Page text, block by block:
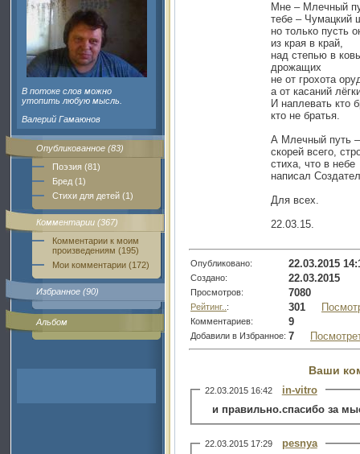
В потоке слов можно
утопить любую мысль.
Валерий Гамаюнов
Опубликованное (83)
Поэзия (81)
Бред (1)
Стихи для детей (1)
Комментарии (367)
Комментарии к моим
произведениям (195)
Мои комментарии (172)
Избранное (90)
Альбом
Мне – Млечный
тебе – Чумацкий
но только пусть
из края в край,
над степью в
дрожащих
не от грохота
а от касаний
И наплевать кто
кто не братья.
А Млечный путь –
скорей всего,
стиха, что в небе
написал
Для всех.
22.03.15.
Опубликовано: 22.03.2015
Создано: 22.03.2015
Просмотров: 7080
Рейтинг.. : 301
Комментариев: 9
Добавили в Избранное: 7
Ваши
22.03.2015 16:42
in-vitro
и правильно.спасибо за
22.03.2015 17:29
pesnya